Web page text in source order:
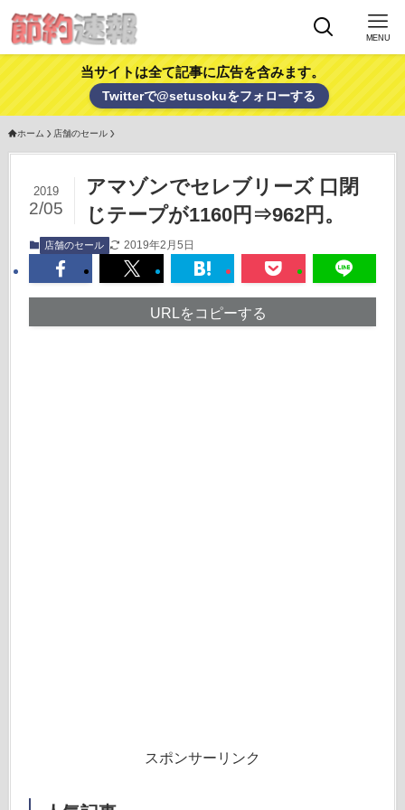
MENU
当サイトは全て記事に広告を含みます。
Twitterで@setusokuをフォローする
ホーム 店舗のセール
アマゾンでセレブリーズ 口閉
じテープが1160円⇒962円。
2019
2/05
店舗のセール 2019年2月5日
URLをコピーする
スポンサーリンク